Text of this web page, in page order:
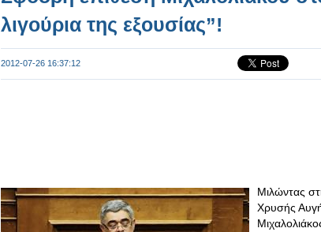
λιγούρια της εξουσίας”!
2012-07-26 16:37:12
Μιλώντας
Χρυσής